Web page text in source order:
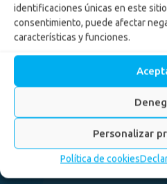
identificaciones únicas en este
consentimiento, puede afectar
características y funciones.
Personalizar
Política de cookies